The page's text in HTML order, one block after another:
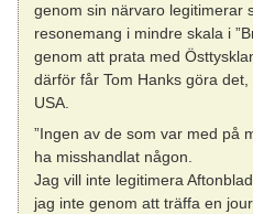
genom sin närvaro legitimerar
resonemang i mindre skala i
genom att prata med
därför får Tom Hanks göra
USA.
”Ingen av de som var med på
ha misshandlat någon.
Jag vill inte legitimera
jag inte genom att träffa en